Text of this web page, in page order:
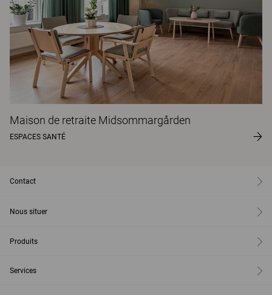
Maison de retraite Midsommargården
ESPACES SANTÉ
Contact
Nous situer
Produits
Services